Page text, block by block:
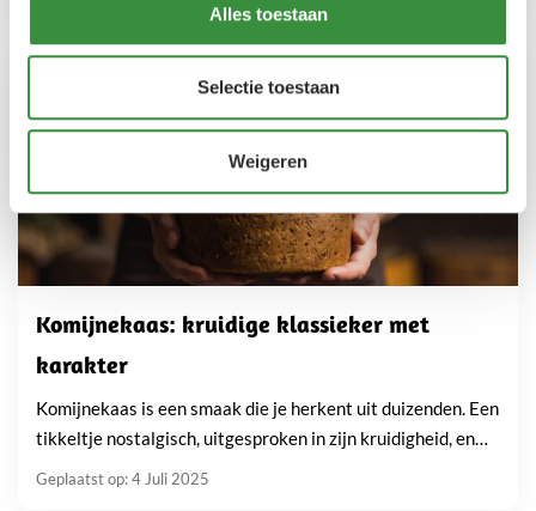
Alles toestaan
Selectie toestaan
Weigeren
Komijnekaas: kruidige klassieker met
karakter
Komijnekaas is een smaak die je herkent uit duizenden. Een
tikkeltje nostalgisch, uitgesproken in zijn kruidigheid, en
geliefd van boterham tot borrelplank. In vrijwel elke...
Geplaatst op: 4 Juli 2025